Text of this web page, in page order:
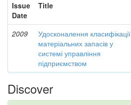
Issue
Date
Title
2009
Удосконалення класифікації
матеріальних запасів у
системі управління
підприємством
Discover